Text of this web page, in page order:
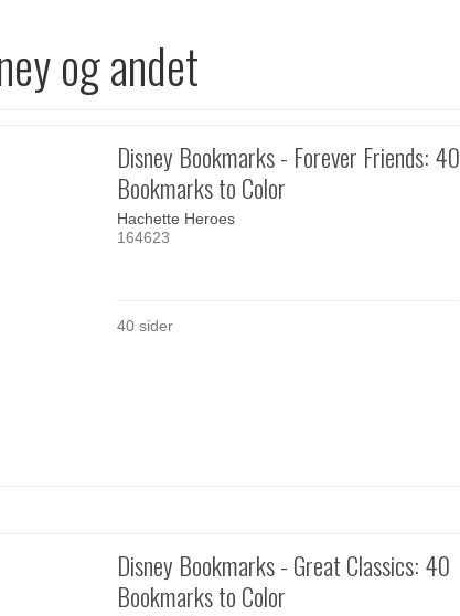
og andet
Disney Bookmarks - Forever Friends: 40
Bookmarks to Color
Hachette Heroes
164623
40 sider
Disney Bookmarks - Great Classics: 40
Bookmarks to Color